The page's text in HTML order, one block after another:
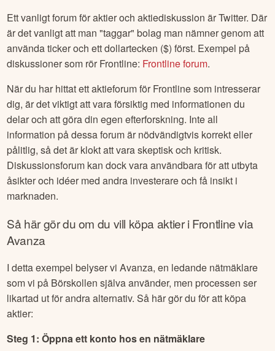
Ett vanligt forum för aktier och aktiediskussion är Twitter. Där
är det vanligt att man "taggar" bolag man nämner genom att
använda ticker och ett dollartecken ($) först. Exempel på
diskussioner som rör Frontline: Frontlineforum.
När du har hittat ett aktieforum för Frontlinesom intresserar
dig, är det viktigt att vara försiktig med informationen du
delar och att göra din egen efterforskning. Inte all
information på dessa forum är nödvändigtvis korrekt eller
pålitlig, så det är klokt att vara skeptisk och kritisk.
Diskussionsforum kan dock vara användbara för att utbyta
åsikter och idéer med andra investerare och få insikt i
marknaden.
Så här gör du om du vill köpa aktier iFrontlinevia
Avanza
I detta exempel belyser vi Avanza, en ledande nätmäklare
som vi på Börskollen själva använder, men processen ser
likartad ut för andra alternativ. Så här gör du för att köpa
aktier:
Steg 1: Öppna ett konto hos en nätmäklare